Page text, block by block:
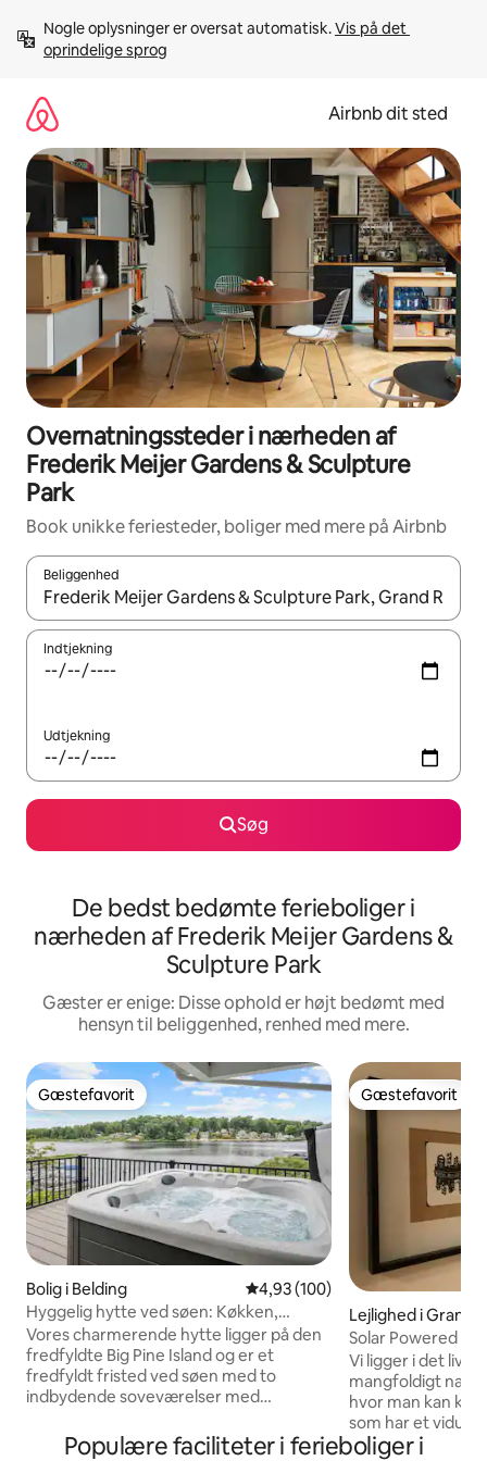
videre
Nogle oplysninger er oversat automatisk. Vis på det
oprindelige sprog
Airbnb dit sted
Overnatningssteder i nærheden af
Frederik Meijer Gardens & Sculpture
Park
Book unikke feriesteder, boliger med mere på Airbnb
Beliggenhed
Når resultaterne er tilgængelige, skal du navigere med
Indtjekning
Udtjekning
Søg
De bedst bedømte ferieboliger i
nærheden af Frederik Meijer Gardens &
Sculpture Park
Gæster er enige: Disse ophold er højt bedømt med
hensyn til beliggenhed, renhed med mere.
Gæstefavorit
Gæstefavorit
Bolig i Belding 4,93 ud af 5 i gennemsnitlig
4,93 (100)
Hyggelig hytte ved søen: Køkken,
terrasse og boblebad
Vores charmerende hytte ligger på den
fredfyldte Big Pine Island og er et
fredfyldt fristed ved søen med to
indbydende soveværelser med
badeværelse og adgang til terrassen,
Gæstefavorit
Gæstefavorit
Lejlighed i Grand
Solar Powered
Walkable Eastown
Vi ligger i det
mangfoldigt
hvor man kan
som har et
små virksomheder. Vores bolig
Populære faciliteter i ferieboliger i